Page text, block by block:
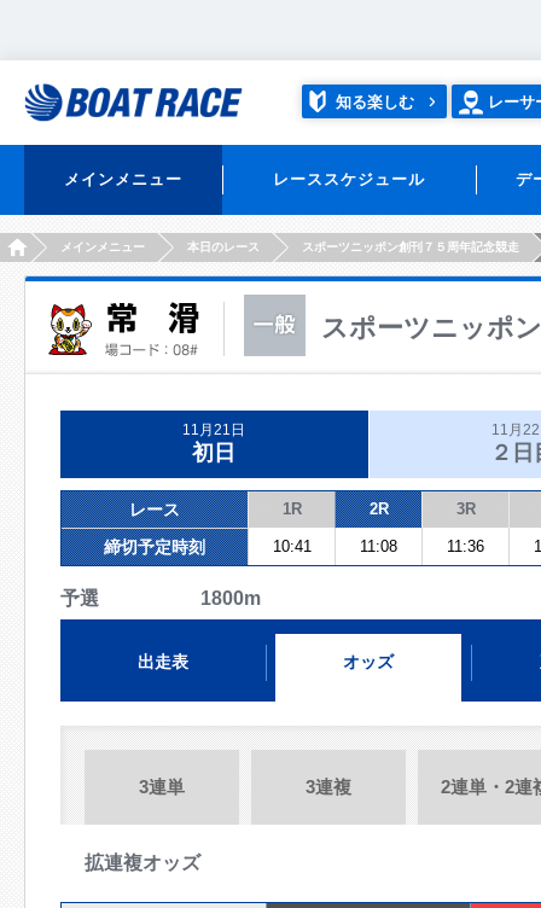
知る楽しむ レーサ
メインメニュー レーススケジュール デ
HOMEメインメニュー 本日のレース スポーツニッポン創刊７５周年記念競走
スポーツニッポ
11月21日
初日
11月
２日
レース 1R 2R 3R
締切予定時刻 10:41 11:08 11:36
予選 1800m
出走表 オッズ
3連単 3連複 2連単・2連
拡連複オッズ